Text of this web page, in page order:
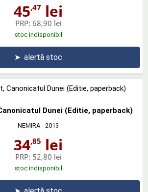
45,47 lei
PRP: 68,90 lei
stoc indisponibil
➤ alertă stoc
Dunei (Editie, paperback)
NEMIRA - 2013
34,85 lei
PRP: 52,80 lei
stoc indisponibil